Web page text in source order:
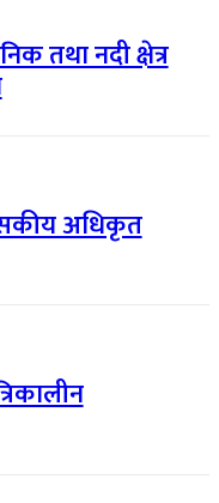
तथा नदी क्षेत्र
अधिकृत